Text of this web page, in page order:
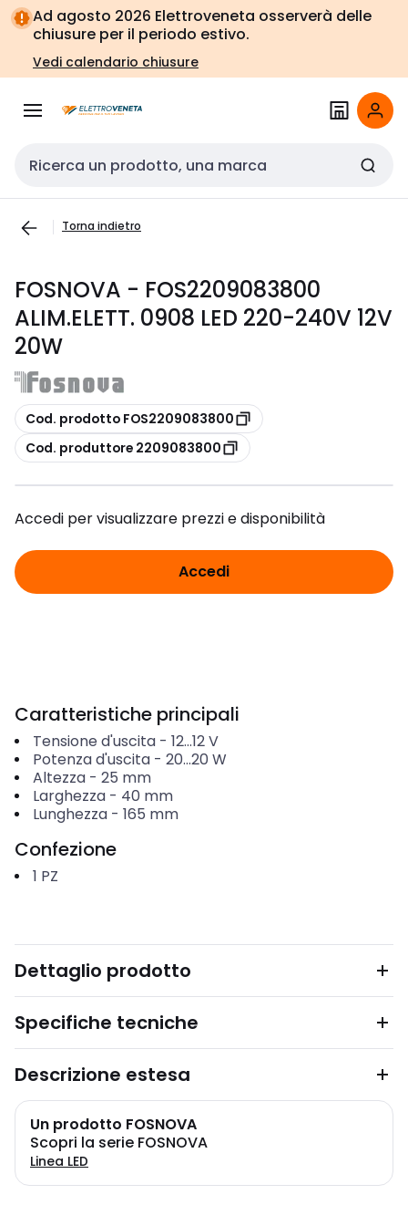
Vai alla
navigazione
Vai
alla
pagina
Ad agosto 2026 Elettroveneta osserverà delle
chiusure per il periodo estivo.
Vedi calendario chiusure
Cerca input
Torna indietro
FOSNOVA - FOS2209083800
ALIM.ELETT. 0908 LED 220-240V 12V
20W
copia
Cod. prodotto FOS2209083800
copia
Cod. produttore 2209083800
Accedi per visualizzare prezzi e disponibilità
Accedi
Caratteristiche principali
Tensione d'uscita- 12...12V
Potenza d'uscita- 20...20 W
Altezza- 25 mm
Larghezza- 40 mm
Lunghezza- 165 mm
Confezione
1 PZ
Dettaglio prodotto
Specifiche tecniche
Descrizione estesa
Un prodotto FOSNOVA
Scopri la serie FOSNOVA
Linea LED